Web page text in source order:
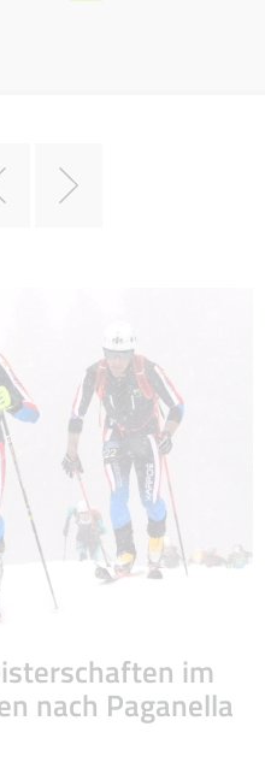
im
nach Paganella